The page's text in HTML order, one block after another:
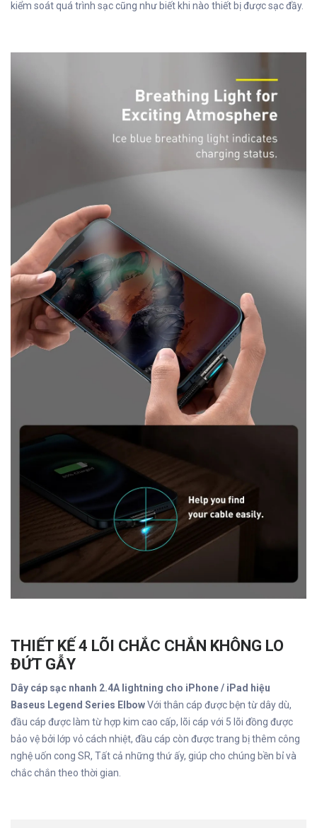
kiểm soát quá trình sạc cũng như biết khi nào thiết bị được sạc đầy.
THIẾT KẾ 4 LÕI CHẮC CHẮN KHÔNG LO
ĐỨT GẪY
Dây cáp sạc nhanh 2.4A lightning cho iPhone / iPad hiệu
Baseus Legend Series ElbowVới thân cáp được bện từ dây dù,
đầu cáp được làm từ hợp kim cao cấp, lõi cáp với 5 lõi đồng được
bảo vệ bởi lớp vỏ cách nhiệt, đầu cáp còn được trang bị thêm công
nghệ uốn cong SR, Tất cả những thứ ấy, giúp cho chúng bền bỉ và
chắc chắn theo thời gian.